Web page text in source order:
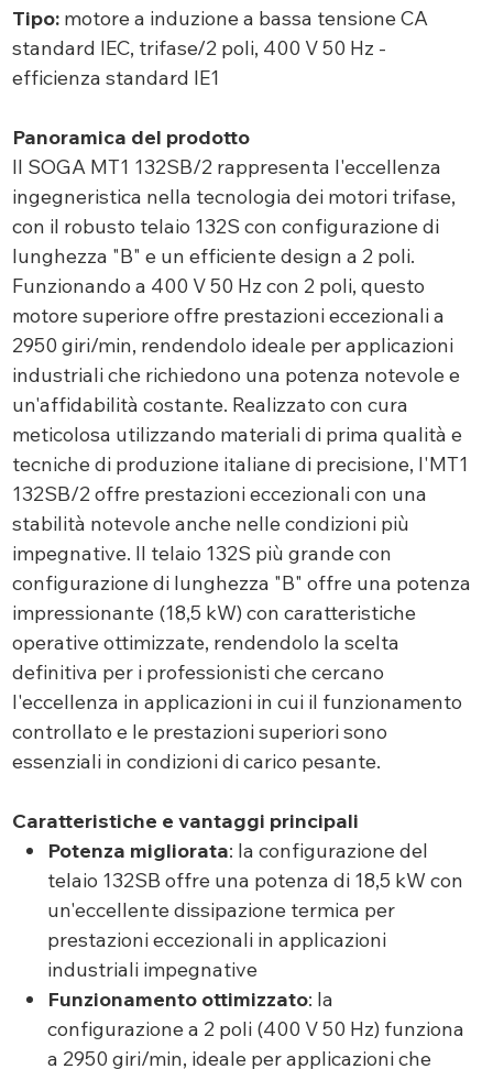
Tipo:motore a induzione a bassa tensione CA
standard IEC, trifase/2 poli, 400 V 50 Hz -
efficienza standard IE1
Panoramica del prodotto
Il SOGA MT1 132SB/2 rappresenta l'eccellenza
ingegneristica nella tecnologia dei motori trifase,
con il robusto telaio 132S con configurazione di
lunghezza "B" e un efficiente design a 2 poli.
Funzionando a 400 V 50 Hz con 2 poli, questo
motore superiore offre prestazioni eccezionali a
2950 giri/min, rendendolo ideale per applicazioni
industriali che richiedono una potenza notevole e
un'affidabilità costante. Realizzato con cura
meticolosa utilizzando materiali di prima qualità e
tecniche di produzione italiane di precisione, l'MT1
132SB/2 offre prestazioni eccezionali con una
stabilità notevole anche nelle condizioni più
impegnative. Il telaio 132S più grande con
configurazione di lunghezza "B" offre una potenza
impressionante (18,5 kW) con caratteristiche
operative ottimizzate, rendendolo la scelta
definitiva per i professionisti che cercano
l'eccellenza in applicazioni in cui il funzionamento
controllato e le prestazioni superiori sono
essenziali in condizioni di carico pesante.
Caratteristiche e vantaggi principali
Potenza migliorata: la configurazione del
telaio 132SB offre una potenza di 18,5 kW con
un'eccellente dissipazione termica per
prestazioni eccezionali in applicazioni
industriali impegnative
Funzionamento ottimizzato: la
configurazione a 2 poli (400 V 50 Hz) funziona
a 2950 giri/min, ideale per applicazioni che